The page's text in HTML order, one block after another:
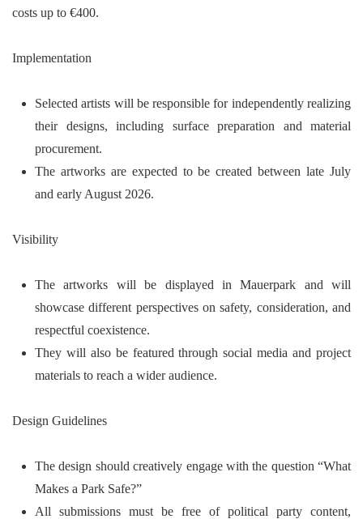
costs up to €400.
Implementation
Selected artists will be responsible for independently realizing
their designs, including surface preparation and material
procurement.
The artworks are expected to be created betweenlate July
and early August 2026.
Visibility
The artworks will be displayed in Mauerpark and will
showcase different perspectives on safety, consideration, and
respectful coexistence.
They will also be featured through social media and project
materials to reach a wider audience.
Design Guidelines
The design should creatively engage with the question “What
Makes a Park Safe?”
All submissions must be free of political party content,